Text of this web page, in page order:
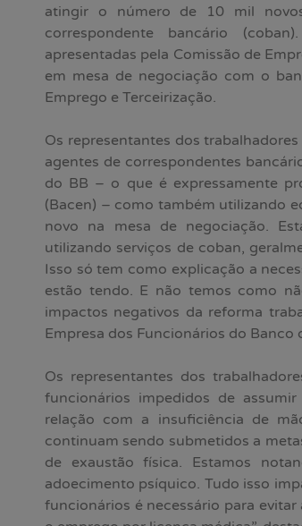
atingir o número de 10 mil
correspondente bancário
apresentadas pela Comissão de
em mesa de negociação com o
Emprego e Terceirização.
Os representantes dos
agentes de correspondentes
do BB – o que é expressamente
(Bacen) – como também utilizando
novo na mesa de negociação.
utilizando serviços de coban,
Isso só tem como explicação a
estão tendo. E não temos como
impactos negativos da reforma
Empresa dos Funcionários do Banco
Os representantes dos
funcionários impedidos de
relação com a insuficiência de
continuam sendo submetidos a
de exaustão física. Estamos
adoecimento psíquico. Tudo isso
funcionários é necessário para